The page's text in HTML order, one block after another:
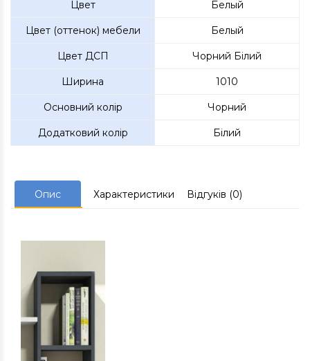
Цвет Белый
Цвет (оттенок) мебели Белый
Цвет ДСП Чорний Білий
Ширина 1010
Основний колір Чорний
Додатковий колір Білий
Опис Характеристики Відгуків (0)